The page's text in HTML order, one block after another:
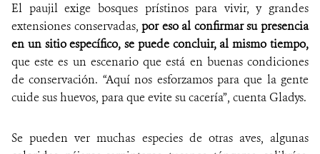
El paujil exige bosques prístinos para vivir, y grandes
extensiones conservadas,por eso al confirmar su presencia
en un sitio específico, se puede concluir, al mismo tiempo,
que este es un escenario que está en buenas condiciones
de conservación. “Aquí nos esforzamos para que la gente
cuide sus huevos, para que evite su cacería”, cuenta Gladys.
Se pueden ver muchas especies de otras aves, algunas